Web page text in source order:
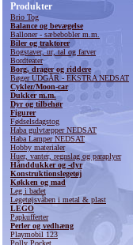
Produkter
Brio Tog
Balance og bevægelse
Balloner - sæbebobler m.m.
Biler og traktorer
Bogstaver, ur, tal og farver
Bordteater
Borg, drager og riddere
Bøger UDGÅR - EKSTRA NEDSAT
Cykler/Moon-car
Dukker m.m.
Dyr og tilbehør
Figurer
Fødselsdagstog
Haba gulvtæpper NEDSAT
Haba Lamper NEDSAT
Hobby materialer
Huer, vanter, regnslag og paraplyer
Hånddukker og -dyr
Konstruktionslegetøj
Køkken og mad
Leg i badet
Legetøjsvåben i metal & plast
LEGO
Papkufferter
Perler og vedhæng
Playmobil 123
Polly Pocket